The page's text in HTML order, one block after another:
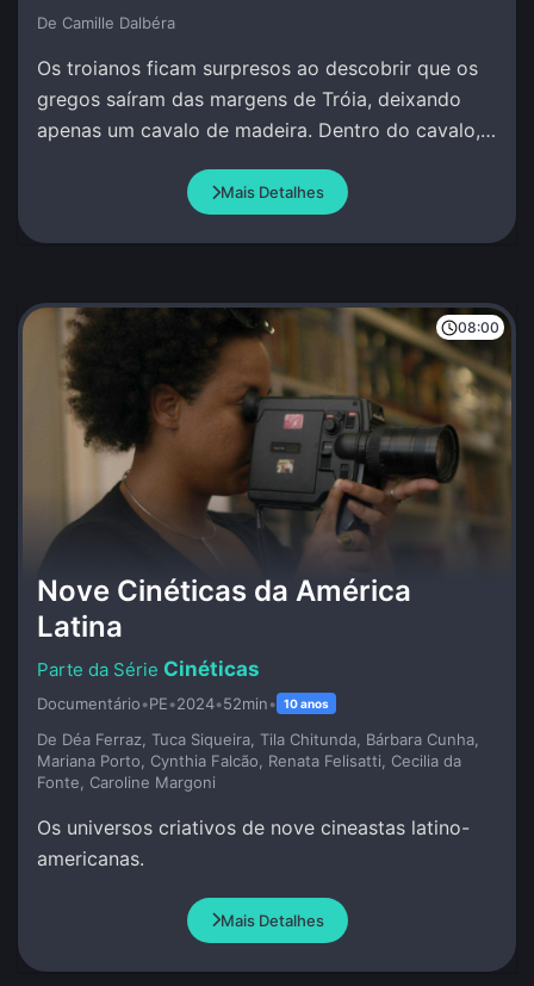
De Camille Dalbéra
Os troianos ficam surpresos ao descobrir que os
gregos saíram das margens de Tróia, deixando
apenas um cavalo de madeira. Dentro do cavalo,
Mais Detalhes
08:00
Nove Cinéticas da América
Latina
Cinéticas
Documentário•PE•2024•52min• 10 anos
De Déa Ferraz, Tuca Siqueira, Tila Chitunda, Bárbara Cunha,
Mariana Porto, Cynthia Falcão, Renata Felisatti, Cecilia da
Fonte, Caroline Margoni
Os universos criativos de nove cineastas latino-
americanas.
Mais Detalhes